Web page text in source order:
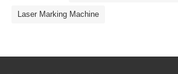
Laser Marking Machine